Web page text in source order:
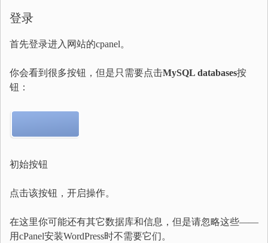
登录
首先登录进入网站的cpanel。
你会看到很多按钮，但是只需要点击MySQL databases按
钮：
初始按钮
点击该按钮，开启操作。
在这里你可能还有其它数据库和信息，但是请忽略这些——
用cPanel安装WordPress时不需要它们。